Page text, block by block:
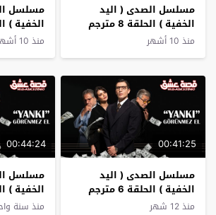
مسلسل الصدى ( اليد
الخفية ) الحلقة 8 مترجم
منذ 10 أشهر
مسلسل
الخفية )
منذ 10 أشهر
00:41:25
مسلسل الصدى ( اليد
الخفية ) الحلقة 6 مترجم
منذ 12 شهر
00:44:24
مسلسل
الخفية )
منذ سنة